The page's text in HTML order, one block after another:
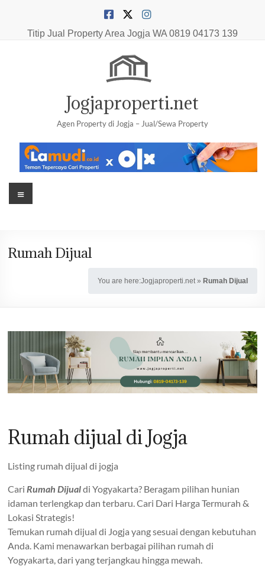
contentTitip Jual Property Area Jogja WA 0819 04173 139
Jogjaproperti.net
Agen Property di Jogja – Jual/Sewa Property
Menu
Rumah Dijual
You are here:Jogjaproperti.net» Rumah Dijual
Rumah dijual di Jogja
Listing rumah dijual di jogja
CariRumah Dijualdi Yogyakarta? Beragam pilihan hunian
idaman terlengkap dan terbaru. Cari Dari Harga Termurah &
Lokasi Strategis!
Temukan rumah dijual di Jogja yang sesuai dengan kebutuhan
Anda. Kami menawarkan berbagai pilihan rumah di
Yogyakarta, dari yang terjangkau hingga mewah.